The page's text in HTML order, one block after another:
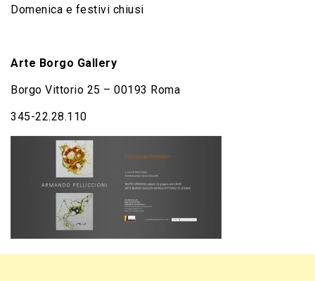
Domenica e festivi chiusi
Arte Borgo Gallery
Borgo Vittorio 25 – 00193 Roma
345-22.28.110